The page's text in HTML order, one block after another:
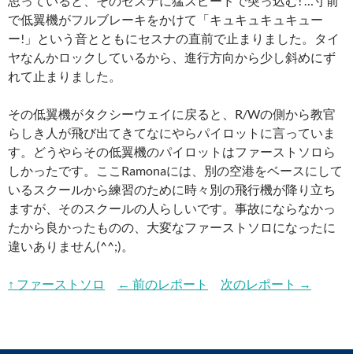
で低翼機がフルブレーキをかけて「キュキュキュキュー
ー!」という音とともにセスナの直前で止まりました。タイ
ヤなんかロックしているから、進行方向から少し斜めにず
れて止まりました。
その低翼機がタクシーウェイに戻ると、R/Wの側から教官
らしき人が飛び出てきてなにやらパイロットに言っていま
す。どうやらその低翼機のパイロットはファーストソロら
しかったです。ここRamonaには、別の空港をベースにして
いるスクールから練習のために時々別の飛行機が降り立ち
ますが、そのスクールの人らしいです。事故にならなかっ
たから良かったものの、大変なファーストソロになったに
違いありません(^^;)。
↑ ファーストソロ ← 前のレポート 次のレポート →